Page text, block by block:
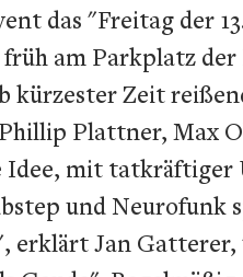
das "Freitag der
am Parkplatz
Zeit
Plattner, Max
mit tatkräftiger
und Neurofunk
erklärt Jan